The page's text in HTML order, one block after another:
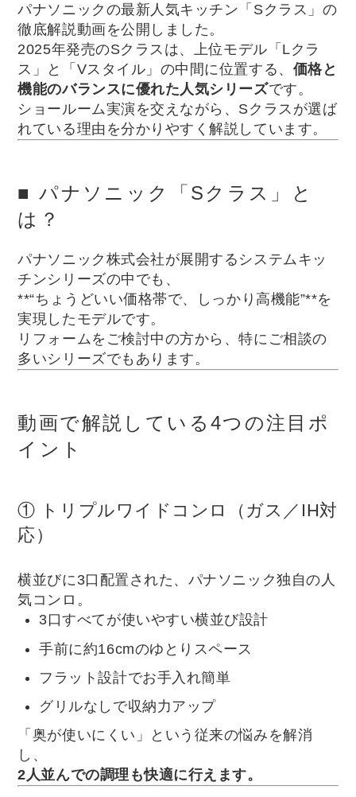
パナソニックの最新人気キッチン「Sクラス」の
徹底解説動画を公開しました。
2025年発売のSクラスは、上位モデル「Lクラ
ス」と「Vスタイル」の中間に位置する、 価格と
機能のバランスに優れた人気シリーズです。
ショールーム実演を交えながら、Sクラスが選ば
れている理由を分かりやすく解説しています。
■ パナソニック「Sクラス」と
は？
パナソニック株式会社が展開するシステムキッ
チンシリーズの中でも、
**“ちょうどいい価格帯で、しっかり高機能”**を
実現したモデルです。
リフォームをご検討中の方から、特にご相談の
多いシリーズでもあります。
動画で解説している4つの注目ポ
イント
① トリプルワイドコンロ（ガス／IH対
応）
横並びに3口配置された、パナソニック独自の人
気コンロ。
3口すべてが使いやすい横並び設計
手前に約16cmのゆとりスペース
フラット設計でお手入れ簡単
グリルなしで収納力アップ
「奥が使いにくい」という従来の悩みを解消
し、
2人並んでの調理も快適に行えます。